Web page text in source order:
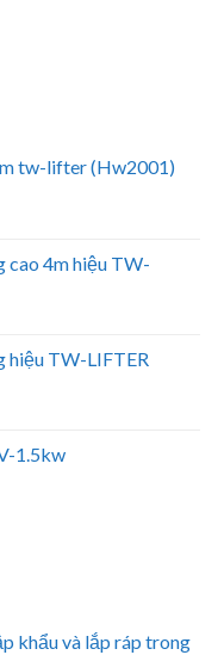
tw-lifter (Hw2001)
cao 4m hiệu TW-
hiệu TW-LIFTER
1.5kw
khẩu và lắp ráp trong